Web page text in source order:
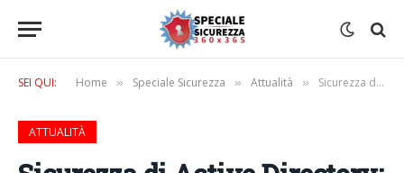
SEI QUI: Home » Speciale Sicurezza » Attualità » Sicurezza di Active Directory: istruzioni per l’uso
ATTUALITÀ